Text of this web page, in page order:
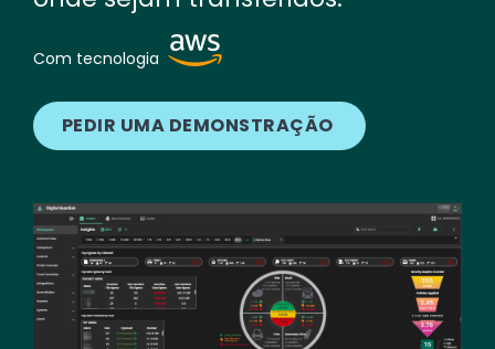
Com tecnologia Image
PEDIR UMA DEMONSTRAÇÃO
Image